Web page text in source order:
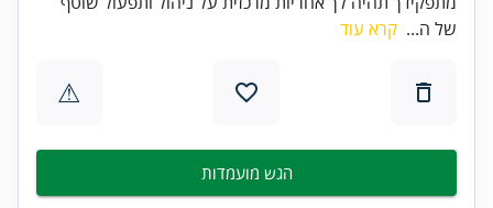
של ה... קרא עוד
⚠
הגש מועמדות